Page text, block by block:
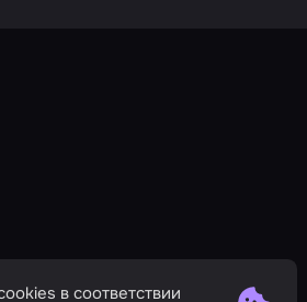
в соответствии